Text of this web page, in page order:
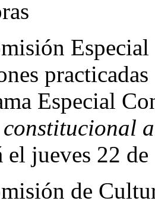
Especial
el jueves 22
de